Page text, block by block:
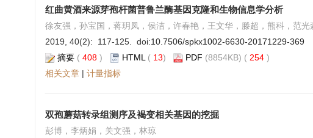
红曲黄酒来源芽孢杆菌普鲁兰酶基因克隆和生物信息学分析
徐友强，孙宝国，蒋玥凤，侯洁，许春艳，王文华，滕超，熊科，范光
2019, 40(2): 117-125. doi:10.7506/spkx1002-6630-20171229-369
摘要 ( 408 ) HTML ( 13) PDF (8854KB) ( 254 )
相关文章 | 计量指标
双孢蘑菇转录组测序及褐变相关基因的挖掘
彭博，李炳娟，关文强，林琼